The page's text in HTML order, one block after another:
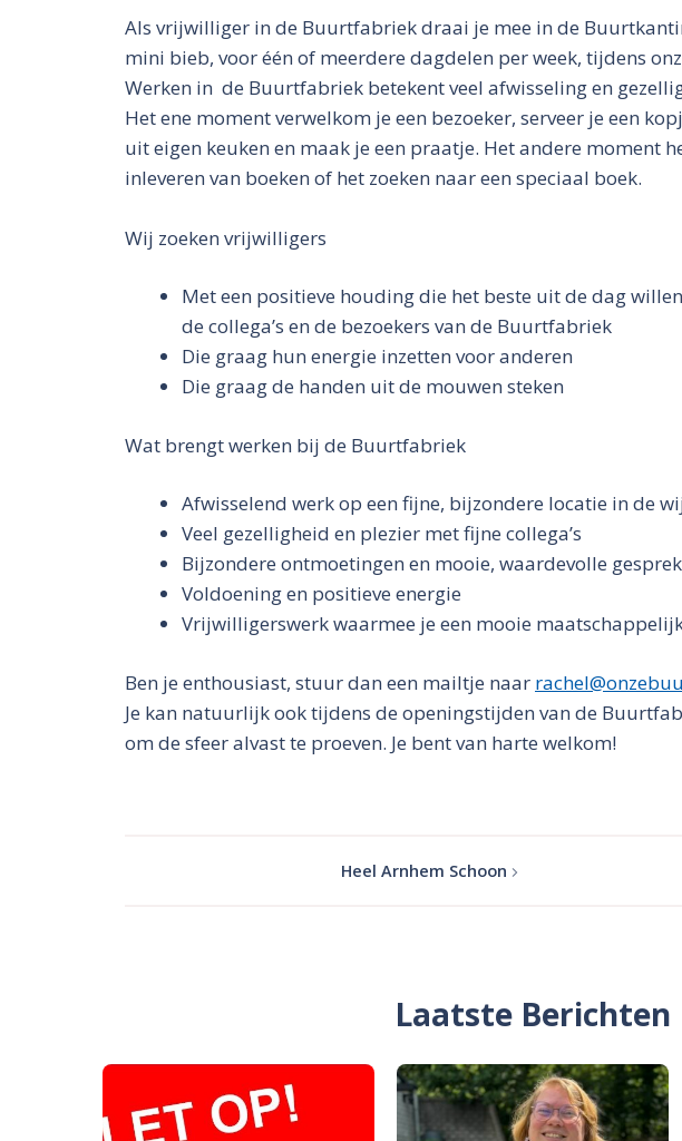
Als vrijwilliger in de Buurtfabriek draai je mee in de
mini bieb, voor één of meerdere dagdelen per week, tijdens
Werken in de Buurtfabriek betekent veel afwisseling en
Het ene moment verwelkom je een bezoeker, serveer je een
uit eigen keuken en maak je een praatje. Het andere moment
inleveren van boeken of het zoeken naar een speciaal boek.
Wij zoeken vrijwilligers
Met een positieve houding die het beste uit de dag
de collega’s en de bezoekers van de Buurtfabriek
Die graag hun energie inzetten voor anderen
Die graag de handen uit de mouwen steken
Wat brengt werken bij de Buurtfabriek
Afwisselend werk op een fijne, bijzondere locatie in de
Veel gezelligheid en plezier met fijne collega’s
Bijzondere ontmoetingen en mooie, waardevolle
Voldoening en positieve energie
Vrijwilligerswerk waarmee je een mooie
Ben je enthousiast, stuur dan een mailtje naar
Je kan natuurlijk ook tijdens de openingstijden van de
om de sfeer alvast te proeven. Je bent van harte welkom!
Heel Arnhem Schoon
Laatste Berichten